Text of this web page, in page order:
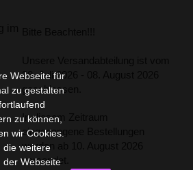
28. Juli 2026 - 08. August 2026
geschlossen.
In diesem Zeitraum
eingegangene Bestellungen
werden ab 10. August 2026
versendet.
Webseite für
zu gestalten
zu können,
wir Cookies.
die weitere
der Webseite